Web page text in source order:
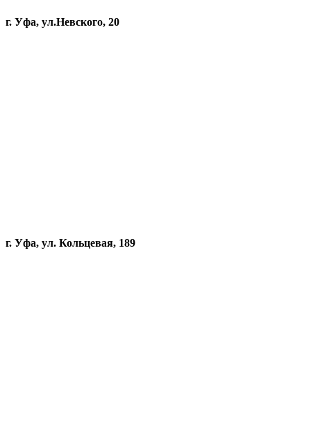
г. Уфа, ул.Невского, 20
г. Уфа, ул. Кольцевая, 189